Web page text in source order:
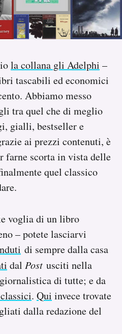
la collana gli Adelphi –
tascabili ed economici
Abbiamo messo
tra quel che di meglio
gialli, bestseller e
ai prezzi contenuti, è
farne scorta in vista delle
quel classico
voglia di un libro
– potete lasciarvi
di sempre dalla casa
dal Post usciti nella
di tutte; e da
. Qui invece trovate
dalla redazione del